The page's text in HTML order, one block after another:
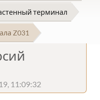
терминал
Z031
11:09:32